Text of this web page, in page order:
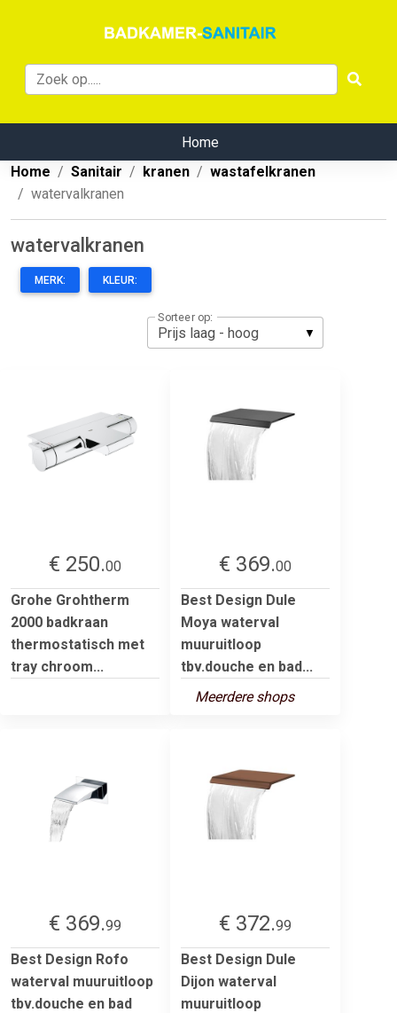
Home
Home
Sanitair kranen
wastafelkranen
watervalkranen
watervalkranen
MERK: KLEUR:
Sorteer op:
€ 250.00
Grohe Grohtherm
2000 badkraan
thermostatisch met
tray chroom...
€ 369.00
Best Design Dule
Moya waterval
muuruitloop
tbv.douche en bad...
Meerdere shops
€ 369.99
Best Design Rofo
waterval muuruitloop
tbv.douche en bad
€ 372.99
Best Design Dule
Dijon waterval
muuruitloop